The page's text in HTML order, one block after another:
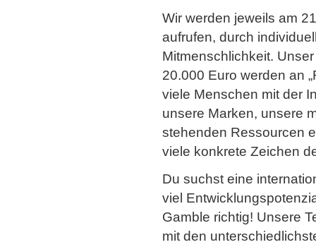
Wir werden jeweils am
aufrufen, durch
Mitmenschlichkeit.
20.000 Euro werden an
viele Menschen mit der
unsere Marken, unsere
stehenden Ressourcen
viele konkrete Zeichen
Du suchst eine
viel
Gamble richtig! Unsere
mit den